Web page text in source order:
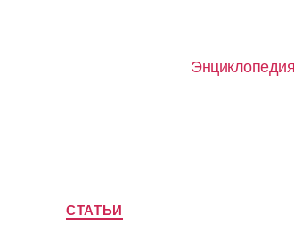
Энциклопедия
Рубрики
СТАТЬИ